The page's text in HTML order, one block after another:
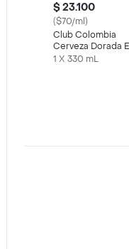
$ 23.100
($70/ml)
Club Colombia
Cerveza Dorada
Lata 330 ML X6
1 X 330 mL